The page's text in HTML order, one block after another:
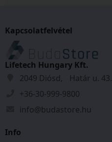
Kapcsolatfelvétel
Lifetech Hungary Kft.
2049 Diósd, Határ u. 43.
+36-30-999-9800
info@budastore.hu
Info